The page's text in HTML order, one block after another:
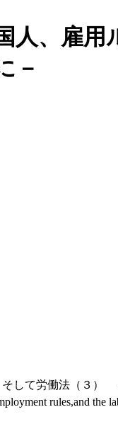
人、雇
－
して労働法（３
rules,and